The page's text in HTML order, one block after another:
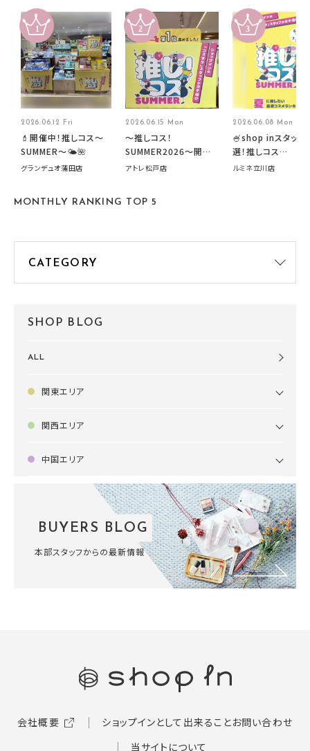
2026.06.12 Fri
💄開催中！推しコス〜
SUMMER〜🌤️🌺
グランデュオ蒲田店
2026.06.15 Mon
～推しコス！
SUMMER2026～開催
中です！
アトレ松戸店
2026.06.08 Mon
🍧shop inスタッフ
選！推しコス
summer2026開催
ルミネ立川店
MONTHLY RANKING TOP 5
SHOP BLOG
ALL
関東エリア
関西エリア
中国エリア
BUYERS BLOG
本部スタッフからの最新情報
会社概要 ショップインとして出来ることお問い合わせ
当サイトについて